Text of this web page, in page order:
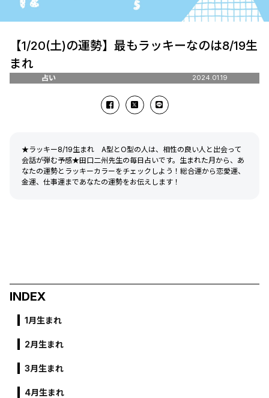
【1/20(土)の運勢】最もラッキーなのは8/19生
まれ
占い 2024.01.19
★ラッキー8/19生まれ A型とO型の人は、相性の良い人と出会って
会話が弾む予感★田口二州先生の毎日占いです。生まれた月から、あ
なたの運勢とラッキーカラーをチェックしよう！総合運から恋愛運、
金運、仕事運まであなたの運勢をお伝えします！
INDEX
1月生まれ
2月生まれ
3月生まれ
4月生まれ